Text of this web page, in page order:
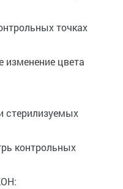
точках
изменение цвета
стерилизуемых
контрольных